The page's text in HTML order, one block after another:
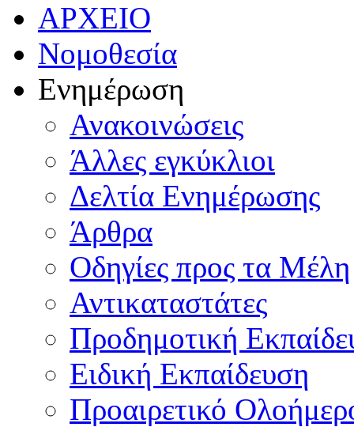
ΑΡΧΕΙΟ
Νομοθεσία
Ενημέρωση
Ανακοινώσεις
Άλλες εγκύκλιοι
Δελτία Ενημέρωσης
Άρθρα
Οδηγίες προς τα Μέλη
Αντικαταστάτες
Προδημοτική
Ειδική Εκπαίδευση
Προαιρετικό